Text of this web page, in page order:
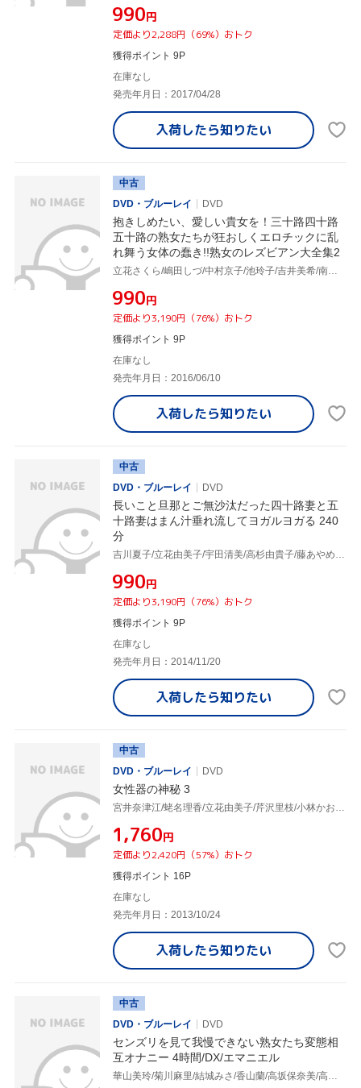
¥990円
定価より2,288円（69%）おトク
獲得ポイント 9P
在庫なし
発売年月日：2017/04/28
入荷したら知りたい
中古
DVD・ブルーレイ
DVD
抱きしめたい、愛しい貴女を！三十路四十路
五十路の熟女たちが狂おしくエロチックに乱
れ舞う女体の蠢き!!熟女のレズビアン大全集2
立花さくら/嶋田しづ/中村京子/池玲子/吉井美希/南ももこ/内藤由美/三嶋宏子
¥990円
定価より3,190円（76%）おトク
獲得ポイント 9P
在庫なし
発売年月日：2016/06/10
入荷したら知りたい
中古
DVD・ブルーレイ
DVD
長いこと旦那とご無沙汰だった四十路妻と五
十路妻はまん汁垂れ流してヨガルヨガる 240
分
¥990円
定価より3,190円（76%）おトク
獲得ポイント 9P
在庫なし
発売年月日：2014/11/20
入荷したら知りたい
中古
DVD・ブルーレイ
DVD
女性器の神秘 3
¥1,760円
定価より2,420円（57%）おトク
獲得ポイント 16P
在庫なし
発売年月日：2013/10/24
入荷したら知りたい
中古
DVD・ブルーレイ
DVD
センズリを見て我慢できない熟女たち変態相
互オナニー 4時間/DX/エマニエル
華山美玲/菊川麻里/結城みさ/香山蘭/高坂保奈美/高島恭子/三咲恭子/秋川真里/小宮由梨絵/城エレン/真下礼子/星杏奈/蒼乃幸恵/美原咲子/宝来みずほ/北原夏美/北条美里/本庄瞳/麻布じゅん/柳田やよい/立花みずき/小滝沙由美/石橋ゆう子/森貴代美/仲田絵理/麻生ともよ